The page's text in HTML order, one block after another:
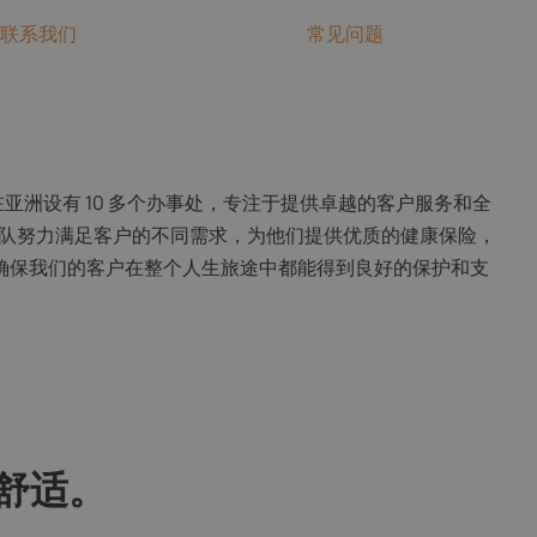
联系我们 常见问题
洲设有 10 多个办事处，专注于提供卓越的客户服务和全
力满足客户的不同需求，为他们提供优质的健康保险，
我们的客户在整个人生旅途中都能得到良好的保护和支
。